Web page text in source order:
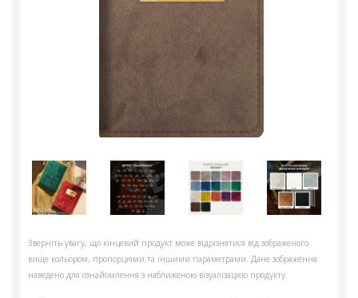
Зверніть увагу, що кінцевий продукт може відрізнятися від зображеного
вище кольором, пропорціями та іншими параметрами. Дане зображення
наведено для ознайомлення з наближеною візуалізацією продукту.